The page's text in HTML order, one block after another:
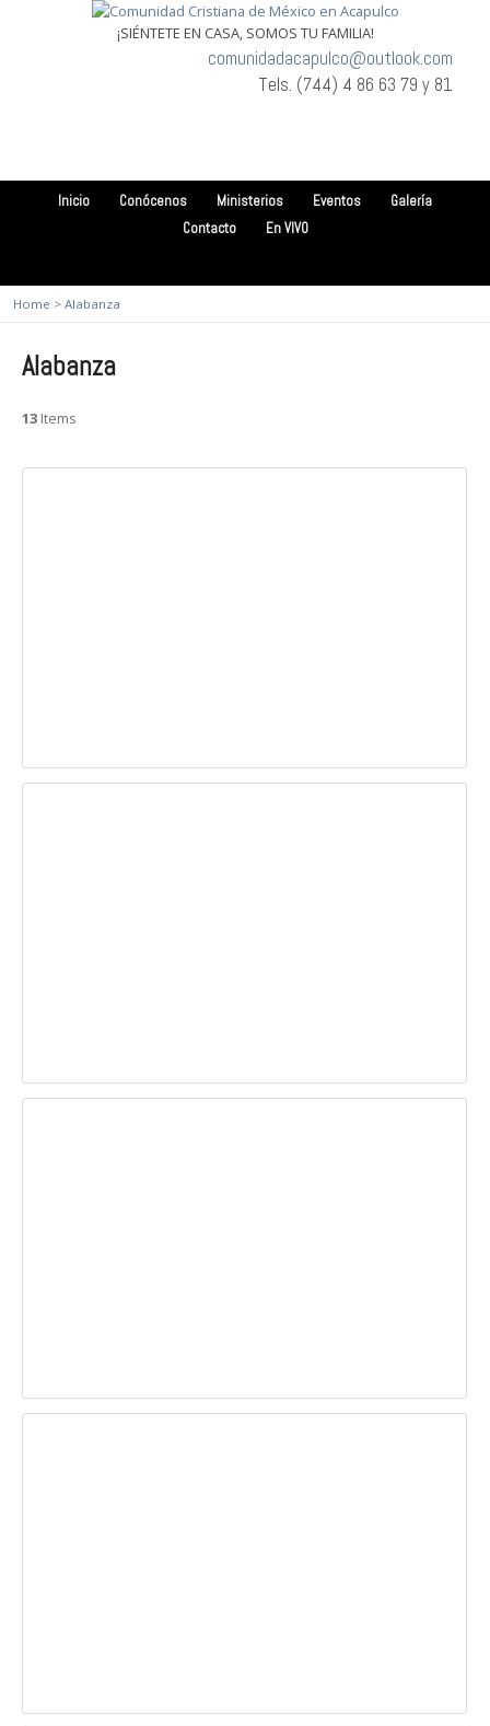
¡SIÉNTETE EN CASA, SOMOS TU FAMILIA!
comunidadacapulco@outlook.com
Tels. (744) 4 86 63 79 y 81
Inicio Conócenos Ministerios Eventos
Galería
Contacto
En VIVO
Home > Alabanza
Alabanza
13 Items